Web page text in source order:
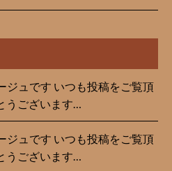
ジュです︎ いつも投稿をご覧頂
うございます…
ジュです︎ いつも投稿をご覧頂
うございます…